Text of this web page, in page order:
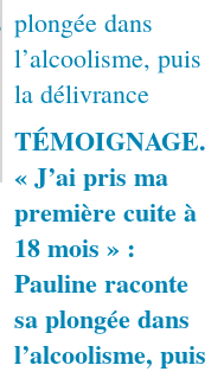
TÉMOIGNAGE.
« J’ai pris ma
première cuite à
18 mois » :
Pauline raconte
sa plongée dans
l’alcoolisme, puis